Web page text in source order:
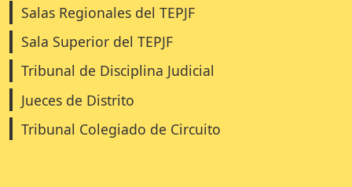
Salas Regionales del TEPJF
Sala Superior del TEPJF
Tribunal de Disciplina Judicial
Jueces de Distrito
Tribunal Colegiado de Circuito